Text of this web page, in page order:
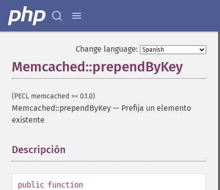
Change language:
Memcached::prependByKey
(PECL memcached >= 0.1.0)
Memcached::prependByKey — Prefija un elemento
existente
Descripción
public function